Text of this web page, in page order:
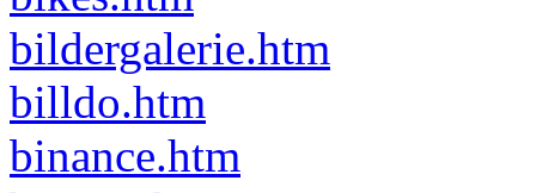
bildergalerie.htm
billdo.htm
binance.htm